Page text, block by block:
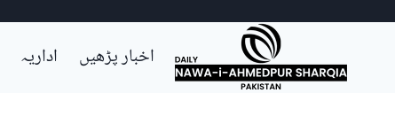
Skip
اخبار پڑھیں اداریہ